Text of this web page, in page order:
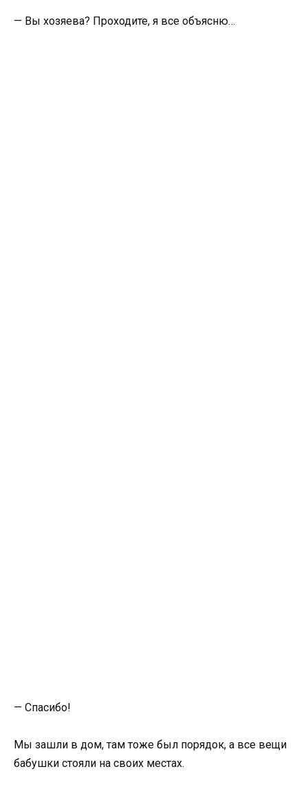
— Вы хозяева? Проходите, я все объясню…
— Спасибо!
Мы зашли в дом, там тоже был порядок, а все вещи
бабушки стояли на своих местах.